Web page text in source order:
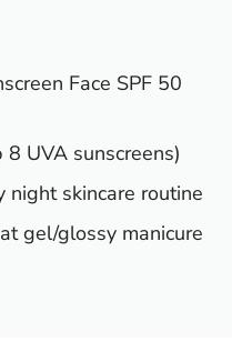
Face SPF 50
UVA sunscreens)
skincare routine
gel/glossy manicure